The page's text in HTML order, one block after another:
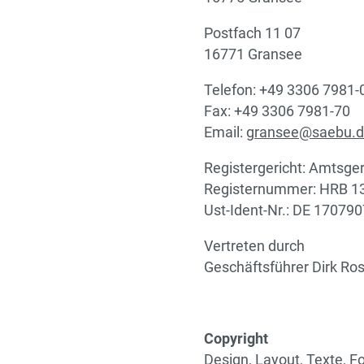
Postfach 11 07
16771 Gransee
Telefon: +49 3306 7981-
Fax: +49 3306 7981-70
Email:
Registergericht:
Registernummer: HRB
Ust-Ident-Nr.: DE
Vertreten durch
Geschäftsführer Dirk
Copyright
Design, Layout, Texte,